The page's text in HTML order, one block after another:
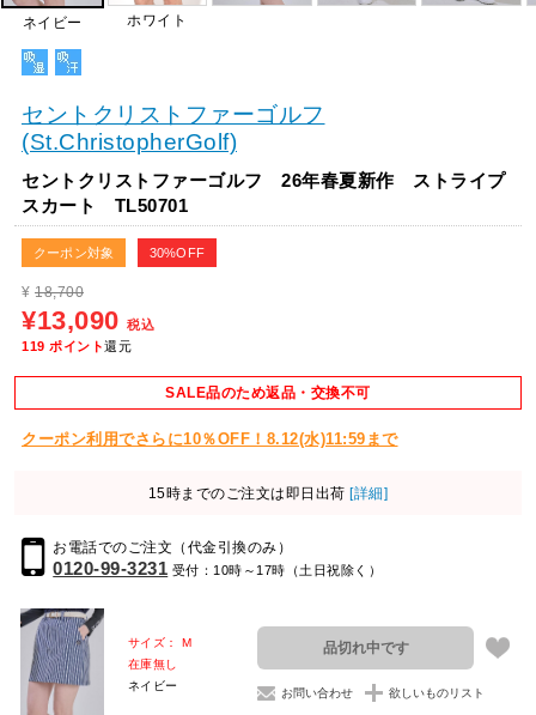
ネイビー ホワイト
セントクリストファーゴルフ
(St.ChristopherGolf)
セントクリストファーゴルフ 26年春夏新作 ストライプ
スカート TL50701
クーポン対象 30%OFF
¥ 18,700
¥13,090 税込
119 ポイント還元
SALE品のため返品・交換不可
クーポン利用でさらに10％OFF！8.12(水)11:59まで
15時までのご注文は即日出荷 [詳細]
お電話でのご注文（代金引換のみ）
0120-99-3231 受付：10時～17時（土日祝除く）
サイズ： M
在庫無し
ネイビー
品切れ中です
お問い合わせ 欲しいものリスト